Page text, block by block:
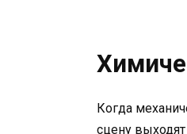
Когда
сцену